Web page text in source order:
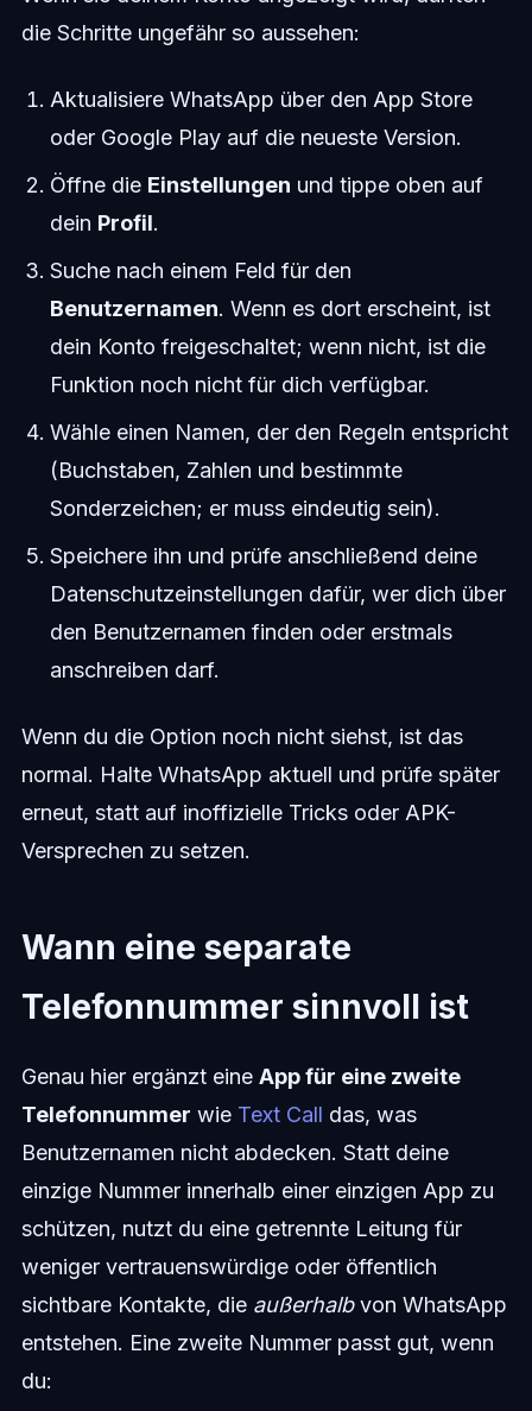
die Schritte ungefähr so aussehen:
Aktualisiere WhatsApp über den App Store
oder Google Play auf die neueste Version.
Öffne die Einstellungen und tippe oben auf
dein Profil.
Suche nach einem Feld für den
Benutzernamen. Wenn es dort erscheint, ist
dein Konto freigeschaltet; wenn nicht, ist die
Funktion noch nicht für dich verfügbar.
Wähle einen Namen, der den Regeln entspricht
(Buchstaben, Zahlen und bestimmte
Sonderzeichen; er muss eindeutig sein).
Speichere ihn und prüfe anschließend deine
Datenschutzeinstellungen dafür, wer dich über
den Benutzernamen finden oder erstmals
anschreiben darf.
Wenn du die Option noch nicht siehst, ist das
normal. Halte WhatsApp aktuell und prüfe später
erneut, statt auf inoffizielle Tricks oder APK-
Versprechen zu setzen.
Wann eine separate
Telefonnummer sinnvoll ist
Genau hier ergänzt eine App für eine zweite
Telefonnummer wie Text Call das, was
Benutzernamen nicht abdecken. Statt deine
einzige Nummer innerhalb einer einzigen App zu
schützen, nutzt du eine getrennte Leitung für
weniger vertrauenswürdige oder öffentlich
sichtbare Kontakte, die außerhalbvon WhatsApp
entstehen. Eine zweite Nummer passt gut, wenn
du: